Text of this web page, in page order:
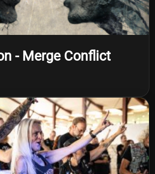
- Merge Conflict